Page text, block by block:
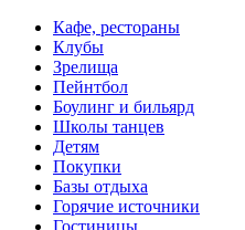
Кафе, рестораны
Клубы
Зрелища
Пейнтбол
Боулинг и бильярд
Школы танцев
Детям
Покупки
Базы отдыха
Горячие источники
Гостиницы